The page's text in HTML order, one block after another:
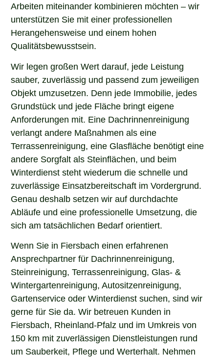
Arbeiten miteinander kombinieren möchten – wir
unterstützen Sie mit einer professionellen
Herangehensweise und einem hohen
Qualitätsbewusstsein.
Wir legen großen Wert darauf, jede Leistung
sauber, zuverlässig und passend zum jeweiligen
Objekt umzusetzen. Denn jede Immobilie, jedes
Grundstück und jede Fläche bringt eigene
Anforderungen mit. Eine Dachrinnenreinigung
verlangt andere Maßnahmen als eine
Terrassenreinigung, eine Glasfläche benötigt eine
andere Sorgfalt als Steinflächen, und beim
Winterdienst steht wiederum die schnelle und
zuverlässige Einsatzbereitschaft im Vordergrund.
Genau deshalb setzen wir auf durchdachte
Abläufe und eine professionelle Umsetzung, die
sich am tatsächlichen Bedarf orientiert.
Wenn Sie in Fiersbach einen erfahrenen
Ansprechpartner für Dachrinnenreinigung,
Steinreinigung, Terrassenreinigung, Glas- &
Wintergartenreinigung, Autositzenreinigung,
Gartenservice oder Winterdienst suchen, sind wir
gerne für Sie da. Wir betreuen Kunden in
Fiersbach, Rheinland-Pfalz und im Umkreis von
150 km mit zuverlässigen Dienstleistungen rund
um Sauberkeit, Pflege und Werterhalt. Nehmen